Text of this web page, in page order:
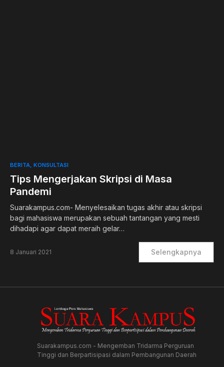
BERITA KONSULTASI
Tips Mengerjakan Skripsi di Masa
Pandemi
Suarakampus.com- Menyelesaikan tugas akhir atau skripsi
bagi mahasiswa merupakan sebuah tantangan yang mesti
dihadapi agar dapat meraih gelar…
8 Januari 2021 Selengkapnya
Suarakampus.com - Mengemban Tridarma Perguruan
Tinggi dan Berpartisipasi dalam Pembangunan Daerah